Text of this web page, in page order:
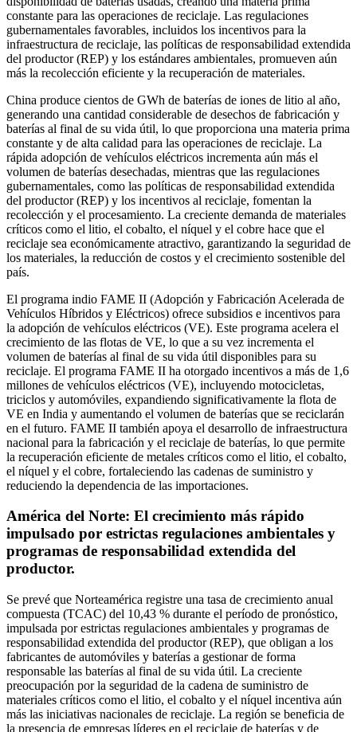
constante para las operaciones de reciclaje. Las regulaciones
gubernamentales favorables, incluidos los incentivos para la
infraestructura de reciclaje, las políticas de responsabilidad extendida
del productor (REP) y los estándares ambientales, promueven aún
más la recolección eficiente y la recuperación de materiales.
China produce cientos de GWh de baterías de iones de litio al año,
generando una cantidad considerable de desechos de fabricación y
baterías al final de su vida útil, lo que proporciona una materia prima
constante y de alta calidad para las operaciones de reciclaje. La
rápida adopción de vehículos eléctricos incrementa aún más el
volumen de baterías desechadas, mientras que las regulaciones
gubernamentales, como las políticas de responsabilidad extendida
del productor (REP) y los incentivos al reciclaje, fomentan la
recolección y el procesamiento. La creciente demanda de materiales
críticos como el litio, el cobalto, el níquel y el cobre hace que el
reciclaje sea económicamente atractivo, garantizando la seguridad de
los materiales, la reducción de costos y el crecimiento sostenible del
país.
El programa indio FAME II (Adopción y Fabricación Acelerada de
Vehículos Híbridos y Eléctricos) ofrece subsidios e incentivos para
la adopción de vehículos eléctricos (VE). Este programa acelera el
crecimiento de las flotas de VE, lo que a su vez incrementa el
volumen de baterías al final de su vida útil disponibles para su
reciclaje. El programa FAME II ha otorgado incentivos a más de 1,6
millones de vehículos eléctricos (VE), incluyendo motocicletas,
triciclos y automóviles, expandiendo significativamente la flota de
VE en India y aumentando el volumen de baterías que se reciclarán
en el futuro. FAME II también apoya el desarrollo de infraestructura
nacional para la fabricación y el reciclaje de baterías, lo que permite
la recuperación eficiente de metales críticos como el litio, el cobalto,
el níquel y el cobre, fortaleciendo las cadenas de suministro y
reduciendo la dependencia de las importaciones.
América del Norte: El crecimiento más rápido
impulsado por estrictas regulaciones ambientales y
programas de responsabilidad extendida del
productor.
Se prevé que Norteamérica registre una tasa de crecimiento anual
compuesta (TCAC) del 10,43 % durante el período de pronóstico,
impulsada por estrictas regulaciones ambientales y programas de
responsabilidad extendida del productor (REP), que obligan a los
fabricantes de automóviles y baterías a gestionar de forma
responsable las baterías al final de su vida útil. La creciente
preocupación por la seguridad de la cadena de suministro de
materiales críticos como el litio, el cobalto y el níquel incentiva aún
más las iniciativas nacionales de reciclaje. La región se beneficia de
la presencia de empresas líderes en el reciclaje de baterías y de